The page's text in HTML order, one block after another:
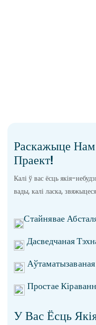
Раскажыце
Праект!
Калі ў вас ёсць якія-
вады, калі ласка,
Стайнявае
Дасведчаная
Простае
У Вас Ёсць